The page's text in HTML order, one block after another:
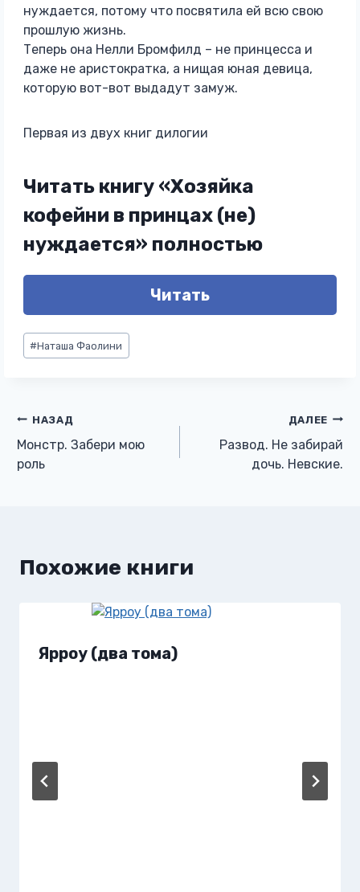
нуждается, потому что посвятила ей всю свою
прошлую жизнь.
Теперь она Нелли Бромфилд – не принцесса и
даже не аристократка, а нищая юная девица,
которую вот-вот выдадут замуж.
Первая из двух книг дилогии
Читать книгу «Хозяйка
кофейни в принцах (не)
нуждается» полностью
Читать
Метки
записи:
#Наташа Фаолини
Навигация
по
НАЗАД
Монстр. Забери мою
роль
ДАЛЕЕ
Развод. Не забирай
дочь. Невские.
Похожие книги
Ярроу (два тома)